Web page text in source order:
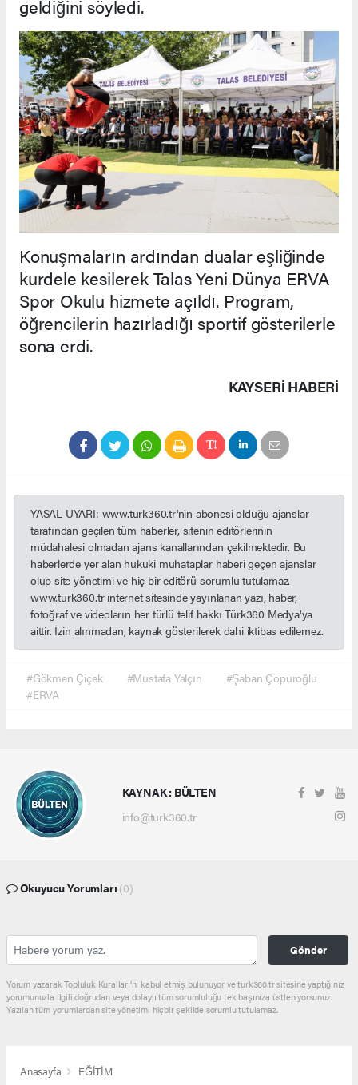
geldiğini söyledi.
Konuşmaların ardından dualar eşliğinde
kurdele kesilerek Talas Yeni Dünya ERVA
Spor Okulu hizmete açıldı. Program,
öğrencilerin hazırladığı sportif gösterilerle
sona erdi.
KAYSERI HABERİ
YASAL UYARI: www.turk360.tr'nin abonesi olduğu ajanslar
tarafından geçilen tüm haberler, sitenin editörlerinin
müdahalesi olmadan ajans kanallarından çekilmektedir. Bu
haberlerde yer alan hukuki muhataplar haberi geçen ajanslar
olup site yönetimi ve hiç bir editörü sorumlu tutulamaz.
www.turk360.tr internet sitesinde yayınlanan yazı, haber,
fotoğraf ve videoların her türlü telif hakkı Türk360 Medya'ya
aittir. İzin alınmadan, kaynak gösterilerek dahi iktibas edilemez.
#Gökmen Çiçek #Mustafa Yalçın
#Şaban Çopuroğlu
#ERVA
KAYNAK : BÜLTEN
info@turk360.tr
Okuyucu Yorumları (0)
Gönder
Yorum yazarak Topluluk Kuralları’nı kabul etmiş bulunuyor ve turk360.tr sitesine yaptığınız
yorumunuzla ilgili doğrudan veya dolaylı tüm sorumluluğu tek başınıza üstleniyorsunuz.
Yazılan tüm yorumlardan site yönetimi hiçbir şekilde sorumlu tutulamaz.
Anasayfa EĞİTİM